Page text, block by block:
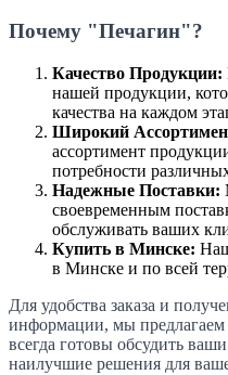
Почему "Печагин"?
Качество Продукции:
нашей продукции,
качества на каждом
Широкий
ассортимент
потребности
Надежные Поставки:
своевременным
обслуживать ваших
Купить в Минске:
в Минске и по всей
Для удобства заказа и
информации, мы
всегда готовы обсудить
наилучшие решения для